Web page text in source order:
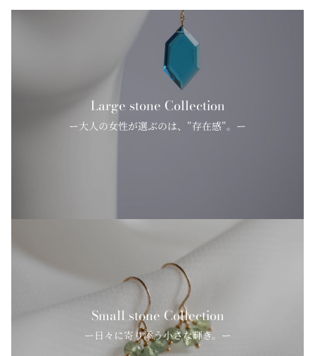
Large stone Collection
ー大人の女性が選ぶのは、”存在感”。ー
Small stone Collection
ー日々に寄り添う小さな輝き。ー